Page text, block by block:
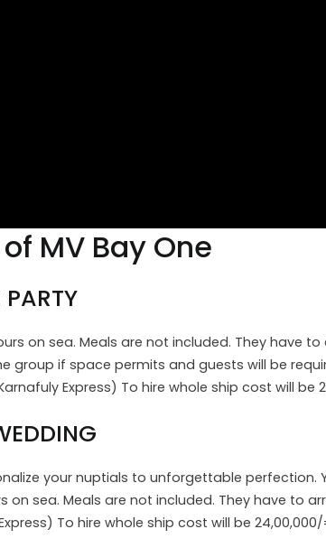
MV Bay One
on sea. Meals are not included. They have
if space permits and guests will be
Express) To hire whole ship cost will be
your nuptials to unforgettable perfection.
sea. Meals are not included. They have to
To hire whole ship cost will be 24,00,000/